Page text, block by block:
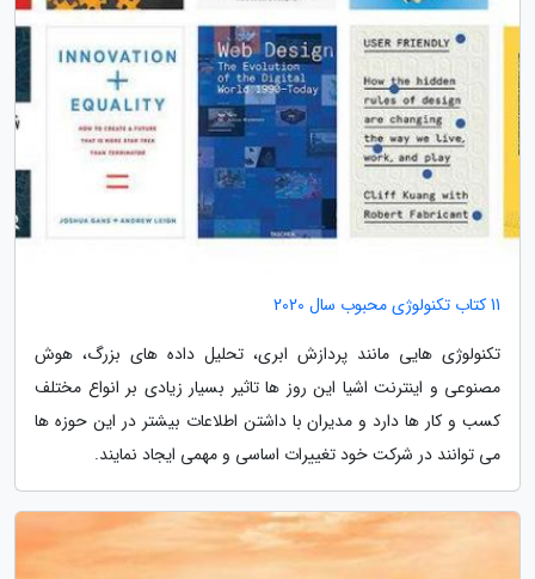
11 کتاب تکنولوژی محبوب سال 2020
تکنولوژی هایی مانند پردازش ابری، تحلیل داده های بزرگ، هوش
مصنوعی و اینترنت اشیا این روز ها تاثیر بسیار زیادی بر انواع مختلف
کسب و کار ها دارد و مدیران با داشتن اطلاعات بیشتر در این حوزه ها
می توانند در شرکت خود تغییرات اساسی و مهمی ایجاد نمایند.